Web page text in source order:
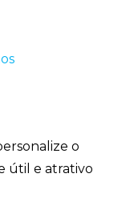
o
útil e atrativo